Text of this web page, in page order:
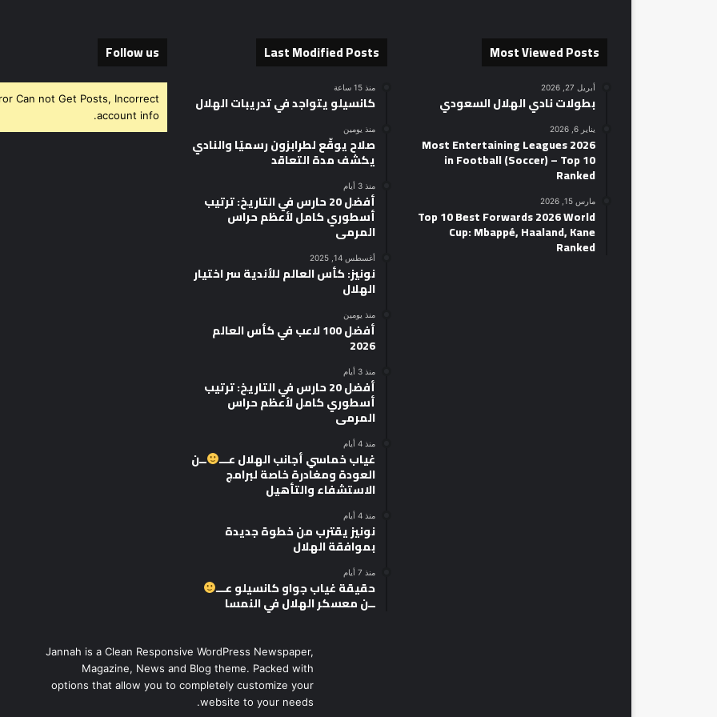
Most Viewed Posts
أبريل 27, 2026
بطولات نادي الهلال السعودي
يناير 6, 2026
2026 Most Entertaining Leagues
in Football (Soccer) – Top 10
Ranked
مارس 15, 2026
Top 10 Best Forwards 2026 World
Cup: Mbappé, Haaland, Kane
Ranked
Last Modified Posts
منذ 15 ساعة
كانسيلو يتواجد في تدريبات الهلال
منذ يومين
صلاح يوقّع لطرابزون رسميًا والنادي
يكشف مدة التعاقد
منذ 3 أيام
أفضل 20 حارس في التاريخ: ترتيب
أسطوري كامل لأعظم حراس
المرمى
أغسطس 14, 2025
نونيز: كأس العالم للأندية سر اختيار
الهلال
منذ يومين
أفضل 100 لاعب في كأس العالم
2026
منذ 3 أيام
أفضل 20 حارس في التاريخ: ترتيب
أسطوري كامل لأعظم حراس
المرمى
منذ 4 أيام
غياب خماسي أجانب الهلال عـــ ــن
العودة ومغادرة خاصة لبرامج
الاستشفاء والتأهيل
منذ 4 أيام
نونيز يقترب من خطوة جديدة
بموافقة الهلال
منذ 7 أيام
حقيقة غياب جواو كانسيلو عـــ
ــن معسكر الهلال في النمسا
Follow us
Can not Get Posts, Incorrect
account info.
Jannah is a Clean Responsive WordPress Newspaper,
Magazine, News and Blog theme. Packed with
options that allow you to completely customize your
website to your needs.